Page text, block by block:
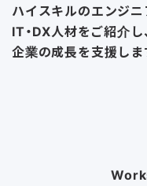
ハイスキルのエンジニ
IT・DX人材をご紹介し
企業の成長を支援しま